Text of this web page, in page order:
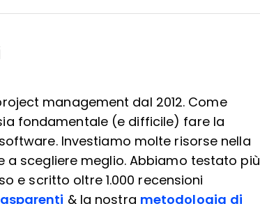
management dal 2012. Come
fondamentale (e difficile) fare la
Investiamo molte risorse nella
scegliere meglio. Abbiamo testato più
e scritto oltre 1.000 recensioni
& la nostra metodologia di